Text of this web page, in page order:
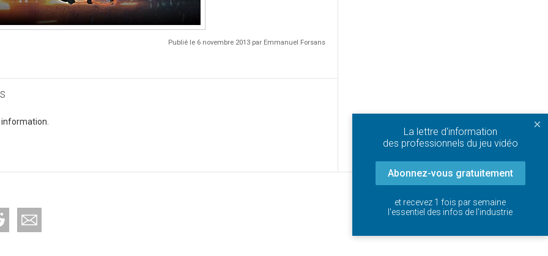
Publié le 6 novembre 2013 par Emmanuel Forsans
×
La lettre d'information
des professionnels du jeu vidéo
Abonnez-vous gratuitement
et recevez 1 fois par semaine
l'essentiel des infos de l'industrie